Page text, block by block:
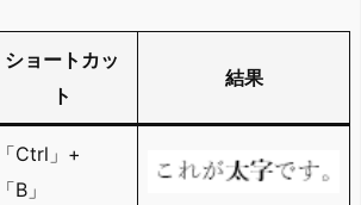
ショートカッ
ト
結果
「Ctrl」+
「B」